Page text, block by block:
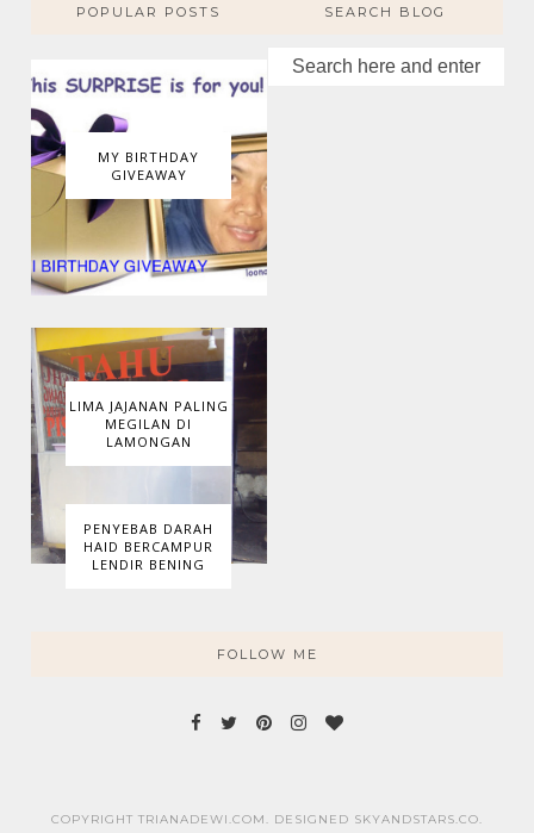
POPULAR POSTS
MY BIRTHDAY
GIVEAWAY
LIMA JAJANAN PALING
MEGILAN DI
LAMONGAN
PENYEBAB DARAH
HAID BERCAMPUR
LENDIR BENING
SEARCH BLOG
FOLLOW ME
COPYRIGHT TRIANADEWI.COM. DESIGNED SKYANDSTARS.CO.